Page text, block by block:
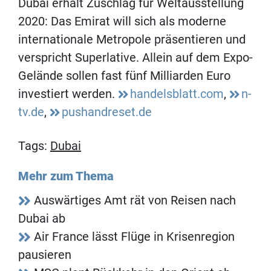
Dubai erhält Zuschlag für Weltausstellung
2020: Das Emirat will sich als moderne
internationale Metropole präsentieren und
verspricht Superlative. Allein auf dem Expo-
Gelände sollen fast fünf Milliarden Euro
investiert werden.
handelsblatt.com,
n-
tv.de, pushandreset.de
Tags: Dubai
Mehr zum Thema
Auswärtiges Amt rät von Reisen nach
Dubai ab
Air France lässt Flüge in Krisenregion
pausieren